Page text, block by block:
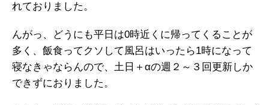
れておりました。
んがっ、どうにも平日は0時近くに帰ってくることが
多く、飯食ってクソして風呂はいったら1時になって
寝なきゃならんので、土日＋αの週２～３回更新しか
できずにおりました。